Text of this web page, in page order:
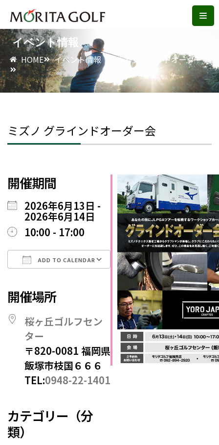
コ
ン
テ
ン
ツ
へ
ッ
プ
イベント情報
HOME イベント情報
ミズノ グラインドオーダー
ミズノ グラインドオーダー会
開催期間
2026年6月13日 -
2026年6月14日
10:00 - 17:00
ADD TO CALENDAR
Office 365Outlook Live
開催場所
桜ヶ丘ゴルフセン
ター
〒820-0081 福岡県
飯塚市枝国６６６
TEL:0948-22-1401
カテゴリー（分
類）